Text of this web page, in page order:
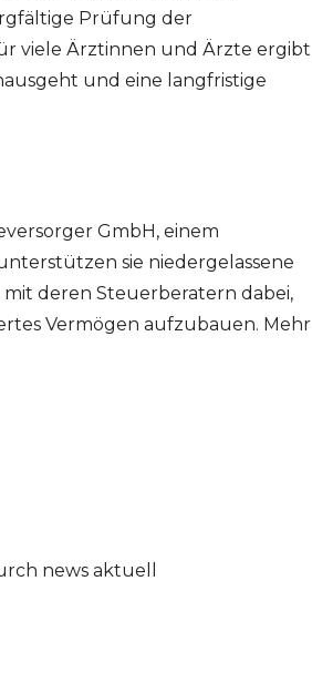
Prüfung der
viele Ärztinnen und Ärzte ergibt
und eine langfristige
GmbH, einem
sie niedergelassene
deren Steuerberatern dabei,
Vermögen aufzubauen. Mehr
news aktuell